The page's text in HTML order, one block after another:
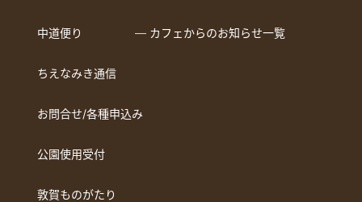
中道便り ― カフェからのお知らせ一覧
ちえなみき通信
お問合せ/各種申込み
公園使用受付
敦賀ものがたり